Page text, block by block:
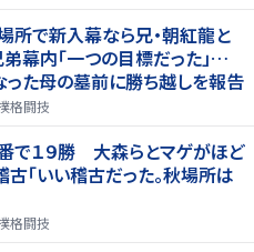
所で新入幕なら兄・朝紅龍と
幕内「一つの目標だった」…
た母の墓前に勝ち越しを報告
格闘技
で１９勝 大森らとマゲがほど
「いい稽古だった。秋場所は
格闘技